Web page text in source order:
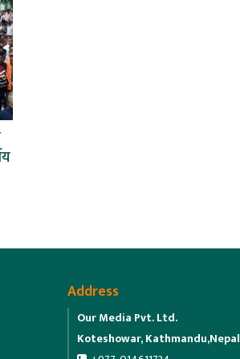
Address
Our Media Pvt. Ltd.
Koteshowar, Kathmandu,Nepal